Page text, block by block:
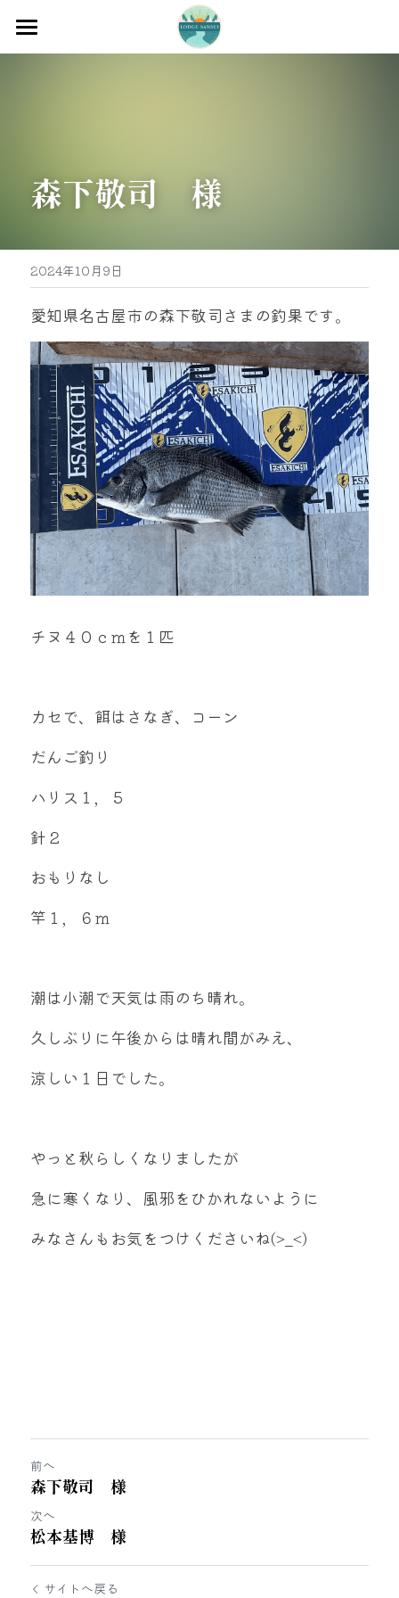
ホーム
牡蠣販売
グッズ販売
駐車場
お問い合わせ
0597-32-0573
mtok0617love@yahoo.co.jp
お問い合わせ
森下敬司　様
2024年10月9日
愛知県名古屋市の森下敬司さまの釣果です。
チヌ４０ｃｍを１匹
カセで、餌はさなぎ、コーン
だんご釣り
ハリス１，５
針２
おもりなし
竿１，６ｍ
潮は小潮で天気は雨のち晴れ。
久しぶりに午後からは晴れ間がみえ、
涼しい１日でした。
やっと秋らしくなりましたが
急に寒くなり、風邪をひかれないように
みなさんもお気をつけくださいね(>_<)
前へ
森下敬司 様
次へ
松本基博 様
サイトへ戻る